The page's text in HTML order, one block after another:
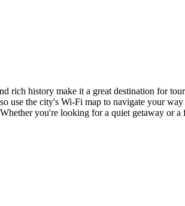
rich history make it a great destination for
the city's Wi-Fi map to navigate your
you're looking for a quiet getaway or